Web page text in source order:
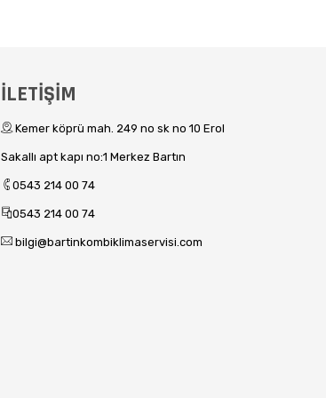
İLETİŞİM
Kemer köprü mah. 249 no sk no 10 Erol
Sakallı apt kapı no:1 Merkez Bartın
0543 214 00 74
0543 214 00 74
bilgi@bartinkombiklimaservisi.com